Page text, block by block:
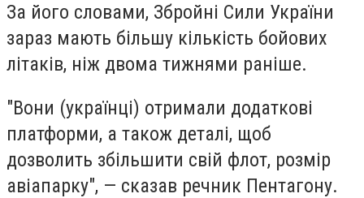
За його словами, Збройні Сили України
зараз мають більшу кількість бойових
літаків, ніж двома тижнями раніше.
"Вони (українці) отримали додаткові
платформи, а також деталі, щоб
дозволить збільшити свій флот, розмір
авіапарку", — сказав речник Пентагону.